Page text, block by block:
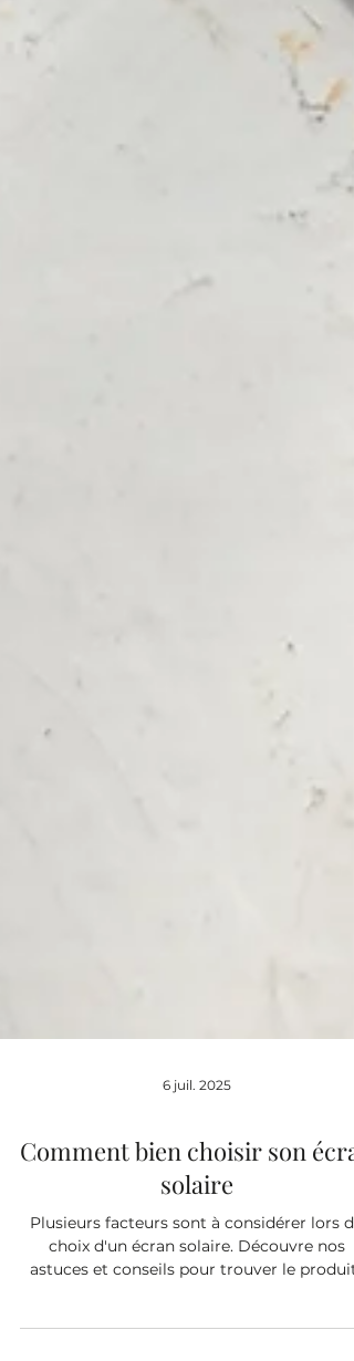
6 juil. 2025
Comment bien choisir son
solaire
choix d'un écran solaire. Découvre nos